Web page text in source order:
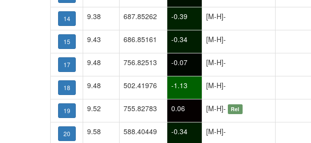
14 9.38 687.85262 -0.39 [M-H]-
15 9.43 686.85161 -0.34 [M-H]-
17 9.48 756.82513 -0.07 [M-H]-
18 9.48 502.41976 -1.13 [M-H]-
19 9.52 755.82783 0.06 [M-H]- Rel
20 9.58 588.40449 -0.34 [M-H]-